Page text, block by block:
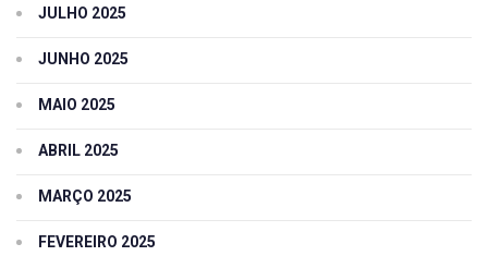
JULHO 2025
JUNHO 2025
MAIO 2025
ABRIL 2025
MARÇO 2025
FEVEREIRO 2025